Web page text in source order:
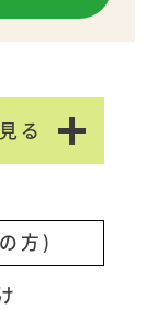
る
方)